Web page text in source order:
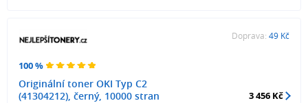
100 %
Originální toner OKI Typ C2
(41304212), černý, 10000 stran
Doprava: 49 Kč
3 456 Kč